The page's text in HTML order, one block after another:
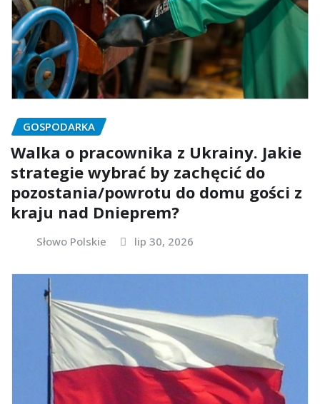
GOSPODARKA
Walka o pracownika z Ukrainy. Jakie
strategie wybrać by zachęcić do
pozostania/powrotu do domu gości z
kraju nad Dnieprem?
Słowo Polskie lip 30, 2026